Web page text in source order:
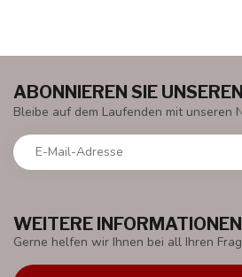
WEITERE INFORMATIONEN
Gerne helfen wir Ihnen bei all Ihren
ABONNIEREN SIE
Bleibe auf dem Laufenden mit unseren